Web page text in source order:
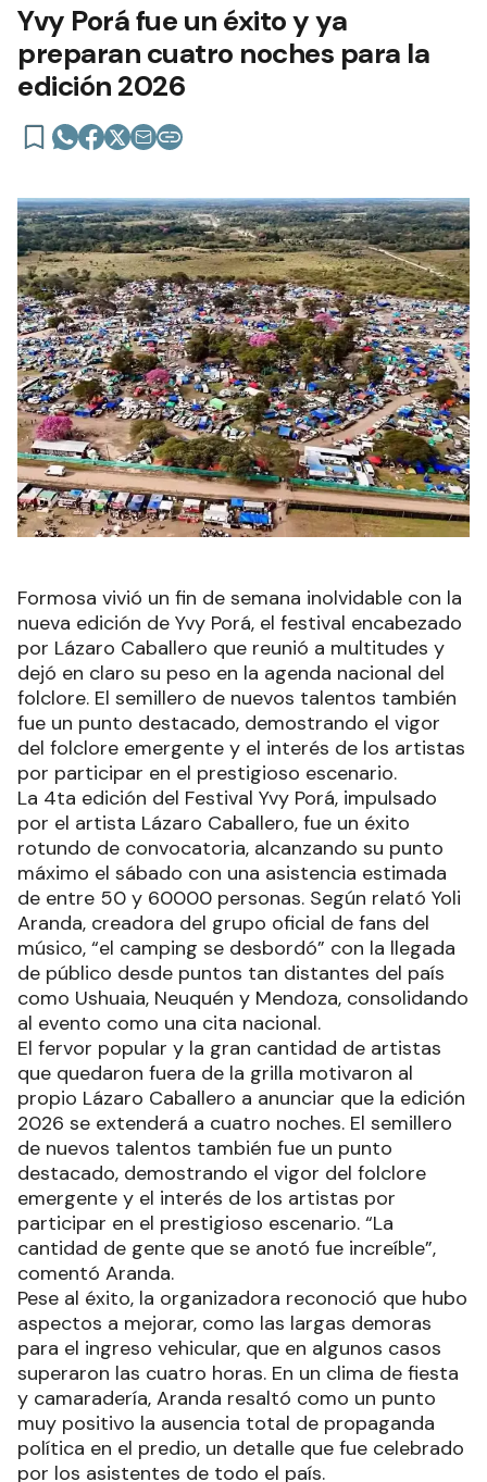
Yvy Porá fue un éxito y ya
preparan cuatro noches para la
edición 2026
Formosa vivió un fin de semana inolvidable con la
nueva edición de Yvy Porá, el festival encabezado
por Lázaro Caballero que reunió a multitudes y
dejó en claro su peso en la agenda nacional del
folclore. El semillero de nuevos talentos también
fue un punto destacado, demostrando el vigor
del folclore emergente y el interés de los artistas
por participar en el prestigioso escenario.
La 4ta edición del Festival Yvy Porá, impulsado
por el artista Lázaro Caballero, fue un éxito
rotundo de convocatoria, alcanzando su punto
máximo el sábado con una asistencia estimada
de entre 50 y 60000 personas. Según relató Yoli
Aranda, creadora del grupo oficial de fans del
músico, “el camping se desbordó” con la llegada
de público desde puntos tan distantes del país
como Ushuaia, Neuquén y Mendoza, consolidando
al evento como una cita nacional.
El fervor popular y la gran cantidad de artistas
que quedaron fuera de la grilla motivaron al
propio Lázaro Caballero a anunciar que la edición
2026 se extenderá a cuatro noches. El semillero
de nuevos talentos también fue un punto
destacado, demostrando el vigor del folclore
emergente y el interés de los artistas por
participar en el prestigioso escenario. “La
cantidad de gente que se anotó fue increíble”,
comentó Aranda.
Pese al éxito, la organizadora reconoció que hubo
aspectos a mejorar, como las largas demoras
para el ingreso vehicular, que en algunos casos
superaron las cuatro horas. En un clima de fiesta
y camaradería, Aranda resaltó como un punto
muy positivo la ausencia total de propaganda
política en el predio, un detalle que fue celebrado
por los asistentes de todo el país.